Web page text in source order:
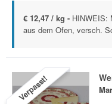
€ 12,47 / kg - HINWEIS:
aus dem Ofen, versch.
Verpasst!